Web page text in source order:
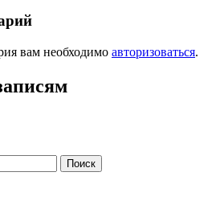
вам необходимо авторизоваться.